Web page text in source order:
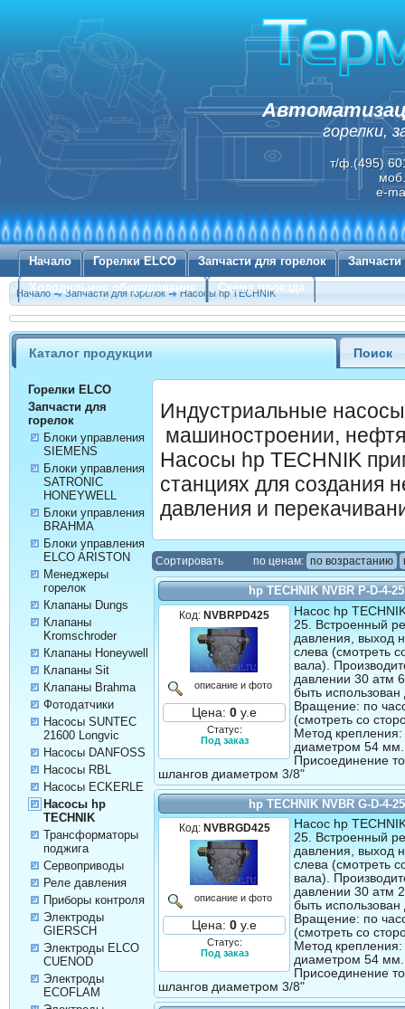
горелки,
т/ф.(495)
e-
Начало Горелки ELCO Запчасти для горелок
Холодильное оборудование
Схема проезда
Начало Запчасти для горелок Насосы hp TECHNIK
Каталог продукции Поиск
Горелки ELCO
Запчасти для
горелок
Блоки управления
SIEMENS
Блоки управления
SATRONIC
HONEYWELL
Блоки управления
BRAHMA
Блоки управления
ELCO ARISTON
Менеджеры
горелок
Клапаны Dungs
Клапаны
Kromschroder
Клапаны Honeywell
Клапаны Sit
Клапаны Brahma
Фотодатчики
Насосы SUNTEC
21600 Longvic
Насосы DANFOSS
Насосы RBL
Насосы ECKERLE
Насосы hp
TECHNIK
Трансформаторы
поджига
Сервоприводы
Реле давления
Приборы контроля
Электроды
GIERSCH
Электроды ELCO
CUENOD
Электроды
ECOFLAM
Индустриальные
машиностроении,
Насосы hp TECHNIK
станциях для создания
давления и
Cортировать по ценам: по возрастанию
hp TECHNIK NVBR P-D-4-25
Код: NVBRPD425
описание и фото
Цена: 0 у.е
Статус:
Под заказ
Насос hp
25. Встроенный
давления, выход
слева (смотреть
вала).
давлении 30 атм
быть
Вращение: по
(смотреть со
Метод
диаметром 54 мм.
Присоединение
шлангов диаметром 3/8"
hp TECHNIK NVBR G-D-4-25
Код: NVBRGD425
описание и фото
Цена: 0 у.е
Статус:
Под заказ
Насос hp
25. Встроенный
давления, выход
слева (смотреть
вала).
давлении 30 атм
быть
Вращение: по
(смотреть со
Метод
диаметром 54 мм.
Присоединение
шлангов диаметром 3/8"